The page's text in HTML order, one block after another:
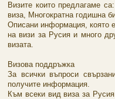
Визите които предлагаме
виза, Многократна годишна
Описани информация, която
на визи за Русия и много
визата.
Визова поддръжка
За всички въпроси
получите информация.
Към всеки вид виза за